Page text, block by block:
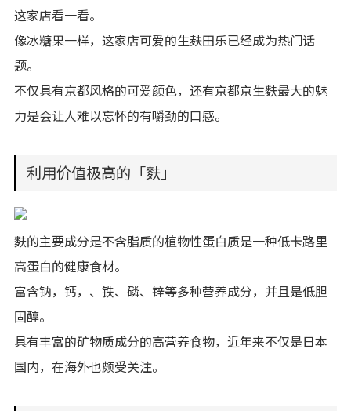
这家店看一看。
像冰糖果一样，这家店可爱的生麸田乐已经成为热门话
题。
不仅具有京都风格的可爱颜色，还有京都京生麩最大的魅
力是会让人难以忘怀的有嚼劲的口感。
利用价值极高的「麩」
麩的主要成分是不含脂质的植物性蛋白质是一种低卡路里
高蛋白的健康食材。
富含钠，钙，、铁、磷、锌等多种营养成分，并且是低胆
固醇。
具有丰富的矿物质成分的高营养食物，近年来不仅是日本
国内，在海外也颇受关注。